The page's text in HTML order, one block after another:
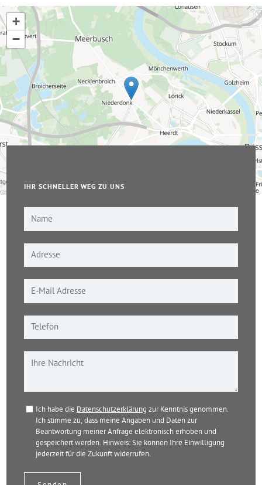
+
−
© OpenStreetMap-Mitwirkende
IHR SCHNELLER WEG ZU UNS
Ich habe die Datenschutzerklärung zur Kenntnis genommen.
Ich stimme zu, dass meine Angaben und Daten zur
Beantwortung meiner Anfrage elektronisch erhoben und
gespeichert werden. Hinweis: Sie können Ihre Einwilligung
jederzeit für die Zukunft widerrufen.